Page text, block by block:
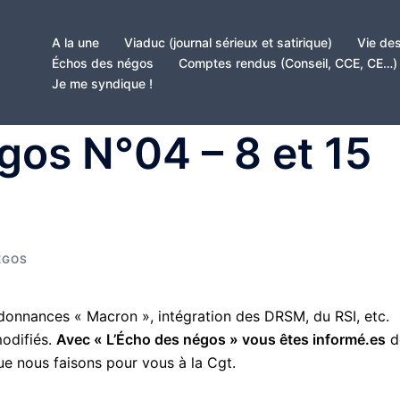
A la une Viaduc (journal sérieux et satirique)
Vie
Échos des négos
Comptes rendus (Conseil, CCE, CE…)
Je me syndique !
N°04 – 8 et 15
« Macron », intégration des DRSM, du RSI, etc.
Avec « L’Écho des négos » vous êtes informé.es
nous faisons pour vous à la Cgt.